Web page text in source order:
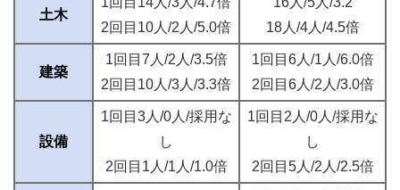
土木
2回目10人/2人/5.0倍
18人/4人/4.5倍
建築
1回目7人/2人/3.5倍
2回目10人/3人/3.3倍
1回目6人/1人/6.0倍
2回目6人/2人/3.0倍
設備
1回目3人/0人/採用な
し
2回目1人/1人/1.0倍
1回目2人/0人/採用な
し
2回目5人/2人/2.5倍